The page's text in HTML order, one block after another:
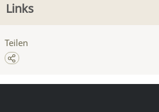
Links
Teilen